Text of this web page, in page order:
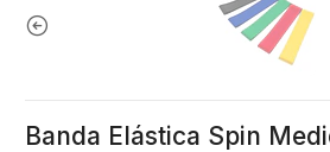
Banda Elástica Spin